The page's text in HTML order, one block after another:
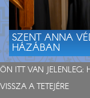
SZENT ANNA
HÁZÁBAN
ÖN ITT VAN JELENLEG:
VISSZA A TETEJÉRE